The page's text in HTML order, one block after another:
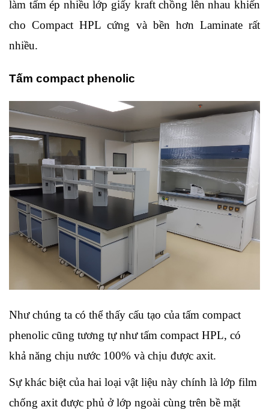
làm tấm ép nhiều lớp giấy kraft chồng lên nhau khiến
cho Compact HPL cứng và bền hơn Laminate rất
nhiều.
Tấm compact phenolic
Như chúng ta có thể thấy cấu tạo của tấm compact
phenolic cũng tương tự như tấm compact HPL, có
khả năng chịu nước 100% và chịu được axit.
Sự khác biệt của hai loại vật liệu này chính là lớp film
chống axit được phủ ở lớp ngoài cùng trên bề mặt